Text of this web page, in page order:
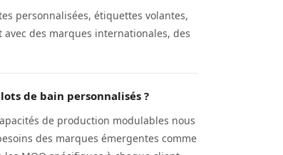
personnalisées, étiquettes volantes,
des marques internationales, des
de bain personnalisés ?
de production modulables nous
des marques émergentes comme